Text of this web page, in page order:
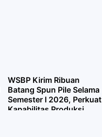
WSBP Kirim Ribuan
Batang Spun Pile Selama
Semester I 2026, Perkuat
Kapabilitas Produksi